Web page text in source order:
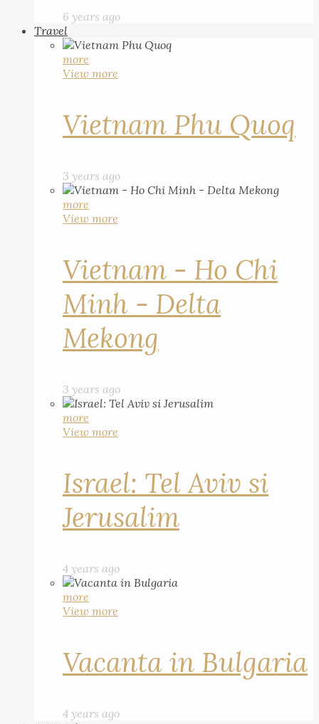
6 years ago
Travel
more
View more
Vietnam Phu Quoq
3 years ago
more
View more
Vietnam - Ho Chi
Minh - Delta
Mekong
3 years ago
more
View more
Israel: Tel Aviv si
Jerusalim
4 years ago
more
View more
Vacanta in Bulgaria
4 years ago